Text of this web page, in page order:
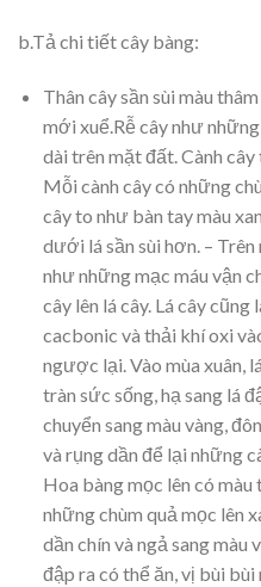
b.Tả chi tiết cây bàng:
Thân cây sần sùi màu
mới xuể.Rễ cây như
dài trên mặt đất. Cành cây
Mỗi cành cây có những
cây to như bàn tay màu
dưới lá sần sùi hơn. –
như những mạc máu vận
cây lên lá cây. Lá cây
cacbonic và thải khí oxi
ngược lại. Vào mùa xuân,
tràn sức sống, hạ sang lá
chuyển sang màu vàng,
và rụng dần để lại những
Hoa bàng mọc lên có
những chùm quả mọc lên
dần chín và ngả sang màu
đập ra có thể ăn, vị bùi